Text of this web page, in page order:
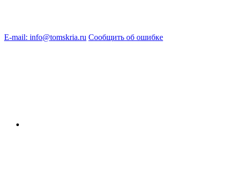
E-mail: info@tomskria.ru Сообщить об ошибке